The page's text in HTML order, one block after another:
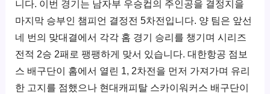
니다. 이번 경기는 남자부 우승컵의 주인공을 결정지을
마지막 승부인 챔피언 결정전 5차전입니다. 양 팀은 앞선
네 번의 맞대결에서 각각 홈 경기 승리를 챙기며 시리즈
전적 2승 2패로 팽팽하게 맞서 있습니다. 대한항공 점보
스 배구단이 홈에서 열린 1, 2차전을 먼저 가져가며 유리
한 고지를 점했으나 현대캐피탈 스카이워커스 배구단이